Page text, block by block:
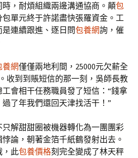
，耐煩組織兩邊溝通協商。顛包
單元終于許諾盡快張羅資金。工
連續跟進、逐日問包養網詢，催
養網僅僅兩地利間，25000元欠薪全
收到到賬短信的那一刻，吳師長教
會相干任務職員發了短信：“錢拿
了年我們還回天津找活干！”
解甜甜圈被機器轉化為一團團彩
論，朝著金箔千紙鶴發射出去。
，此包養價格刻完全變成了林天秤